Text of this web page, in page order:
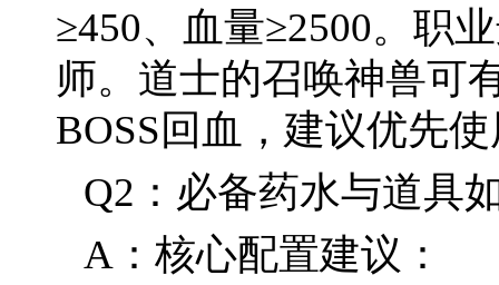
≥450、血量≥2500。职
师。道士的召唤神兽可
BOSS回血，建议优先
Q2：必备药水与道具
A：核心配置建议：